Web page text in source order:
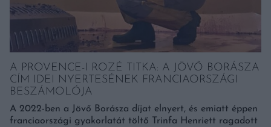
A PROVENCE-I ROZÉ TITKA: A JÖVŐ BORÁSZA
CÍM IDEI NYERTESÉNEK FRANCIAORSZÁGI
BESZÁMOLÓJA
A 2022-ben a Jövő Borásza díjat elnyert, és emiatt éppen
franciaországi gyakorlatát töltő Trinfa Henriett ragadott